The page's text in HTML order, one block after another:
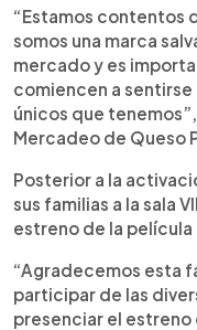
“Estamos contentos
somos una marca
mercado y es
comiencen a
únicos que
Mercadeo de Queso
Posterior a la
sus familias a la sala
estreno de la película
“Agradecemos esta
participar de las
presenciar el estreno